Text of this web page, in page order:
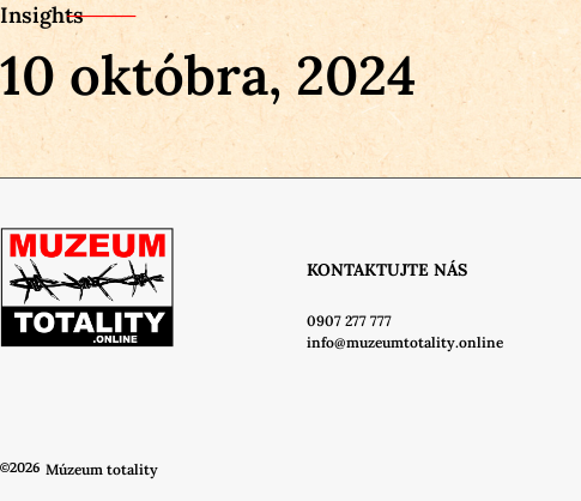
Insights
10 októbra, 2024
KONTAKTUJTE NÁS
0907 277 777
info@muzeumtotality.online
©2026 Múzeum totality